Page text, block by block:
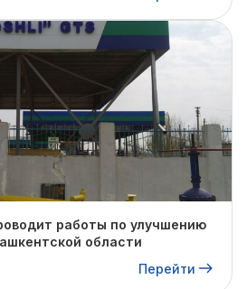
работы по улучшению
области
Перейти